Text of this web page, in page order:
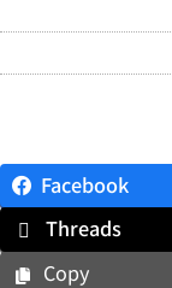
Facebook
Threads
Copy